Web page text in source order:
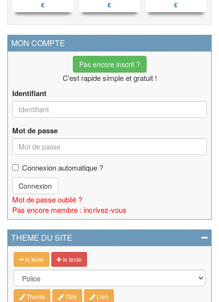
€ € €
MON COMPTE
Pas encore inscrit ?
C'est rapide simple et gratuit !
Identifiant
Mot de passe
Connexion automatique ?
Connexion
Mot de passe oublié ?
Pas encore membre : incrivez-vous
THEME DU SITE
le texte le texte
Theme Titre Lien